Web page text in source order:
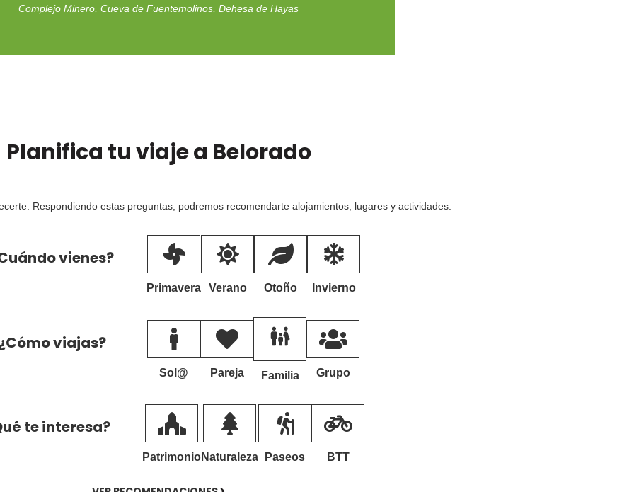
Complejo Minero, Cueva de Fuentemolinos, Dehesa de Hayas
Planifica tu viaje a Belorado
Respondiendo estas preguntas, podremos recomendarte alojamientos, lugares y actividades.
vienes?
Primavera Verano Otoño Invierno
viajas?
Sol@ Pareja Familia Grupo
te interesa?
PatrimonioNaturaleza Paseos BTT